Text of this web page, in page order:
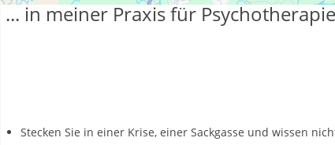
... in meiner Praxis für
Stecken Sie in einer Krise, einer Sackgasse und wissen